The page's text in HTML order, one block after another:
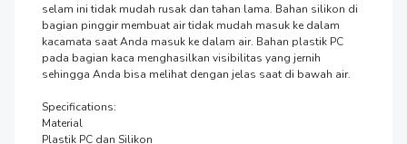
selam ini tidak mudah rusak dan tahan lama. Bahan silikon di
bagian pinggir membuat air tidak mudah masuk ke dalam
kacamata saat Anda masuk ke dalam air. Bahan plastik PC
pada bagian kaca menghasilkan visibilitas yang jernih
sehingga Anda bisa melihat dengan jelas saat di bawah air.
Specifications:
Material
Plastik PC dan Silikon